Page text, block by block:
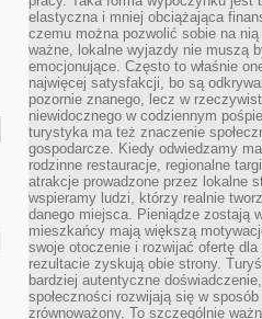
elastyczna i mniej obciążająca
czemu można pozwolić sobie na
ważne, lokalne wyjazdy nie muszą
emocjonujące. Często to właśnie
najwięcej satysfakcji, bo są
pozornie znanego, lecz w
niewidocznego w codziennym
turystyka ma też znaczenie
gospodarcze. Kiedy odwiedzamy
rodzinne restauracje, regionalne
atrakcje prowadzone przez lokalne
wspieramy ludzi, którzy realnie
danego miejsca. Pieniądze zostają
mieszkańcy mają większą
swoje otoczenie i rozwijać ofertę
rezultacie zyskują obie strony.
bardziej autentyczne
społeczności rozwijają się w sposób
zrównoważony. To szczególnie